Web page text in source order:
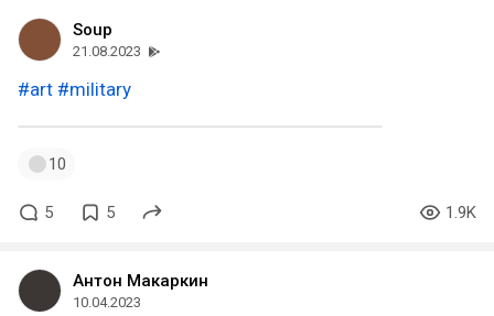
Soup
21.08.2023
#art #military
10
5 5 1.9K
Антон Макаркин
10.04.2023